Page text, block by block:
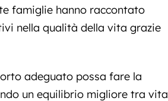
famiglie hanno raccontato
nella qualità della vita grazie
adeguato possa fare la
un equilibrio migliore tra vita